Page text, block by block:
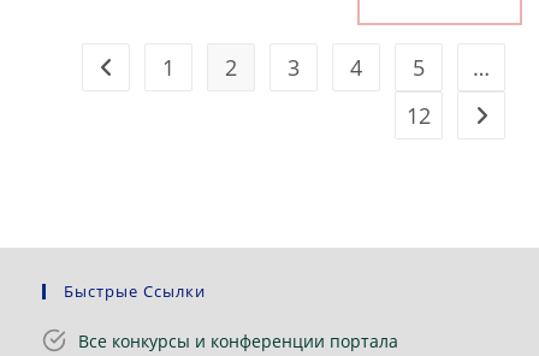
Перейти на предыдущую страницу
1 2 3 4 5
…
12
Быстрые Ссылки
Все конкурсы и конференции портала